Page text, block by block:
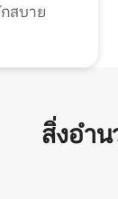
สบาย
สิ่งอำ